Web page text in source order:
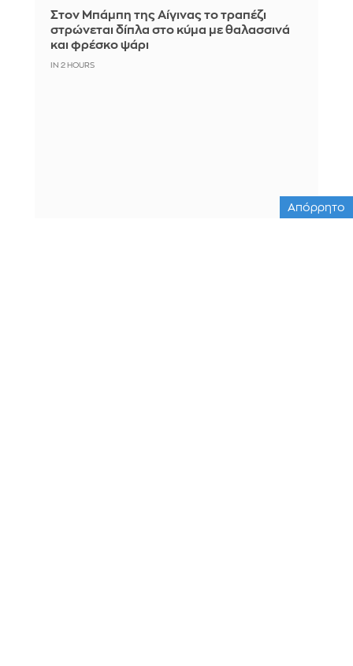
Στον Μπάμπη της Αίγινας το τραπέζι
στρώνεται δίπλα στο κύμα με θαλασσινά
και φρέσκο ψάρι
IN 2 HOURS
Απόρρητο